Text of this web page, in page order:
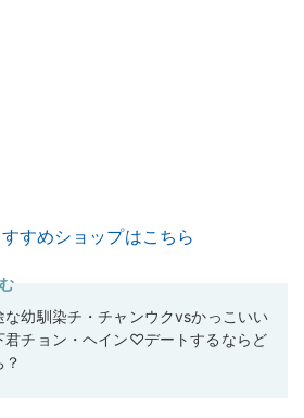
すすめショップはこちら
な幼馴染チ・チャンウクvsかっこいい
君チョン・ヘイン♡デートするならど
？